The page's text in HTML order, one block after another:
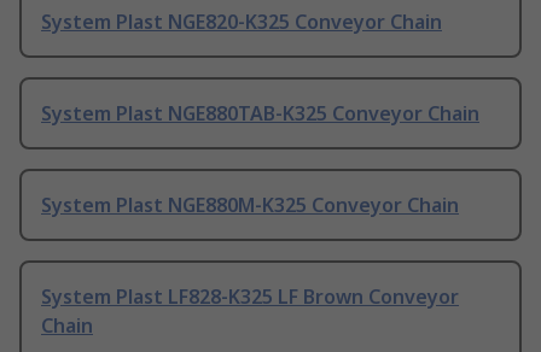
System Plast NGE820-K325 Conveyor Chain
System Plast NGE880TAB-K325 Conveyor Chain
System Plast NGE880M-K325 Conveyor Chain
System Plast LF828-K325 LF Brown Conveyor
Chain